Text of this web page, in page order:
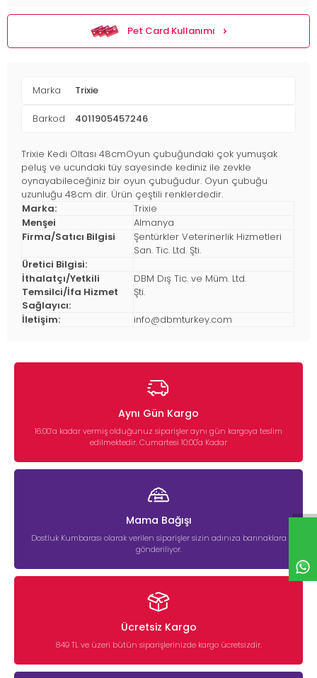
Pet Card Kullanımı
Marka Trixie
Barkod 4011905457246
Trixie Kedi Oltası 48cmOyun çubuğundaki çok yumuşak
peluş ve ucundaki tüy sayesinde kediniz ile zevkle
oynayabileceğiniz bir oyun çubuğudur. Oyun çubuğu
uzunluğu 48cm dir. Ürün çeştili renklerdedir.
Marka:
Trixie
Menşei
Almanya
Firma/Satıcı Bilgisi
Şentürkler Veterinerlik Hizmetleri
San. Tic. Ltd. Şti.
Üretici Bilgisi:
İthalatçı/Yetkili
Temsilci/İfa Hizmet
Sağlayıcı:
DBM Dış Tic. ve Müm. Ltd.
Şti.
İletişim: info@dbmturkey.com
Aynı Gün Kargo
16:00’a kadar vermiş olduğunuz siparişler aynı gün kargoya teslim
edilmektedir. Cumartesi 10:00'a Kadar
Mama Bağışı
Dostluk Kumbarası olarak verilen siparişler sizin adınıza barınaklara
gönderiliyor.
Ücretsiz Kargo
849 TL ve üzeri bütün siparişlerinizde kargo ücretsizdir.